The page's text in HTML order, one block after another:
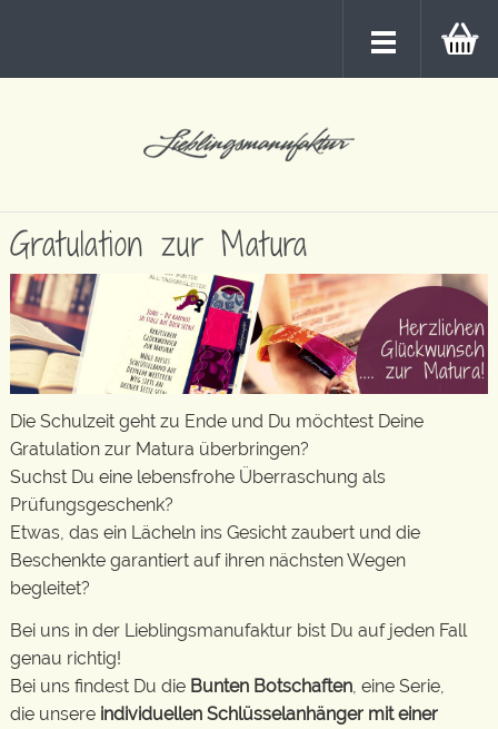
Gratulation zur Matura
Die Schulzeit geht zu Ende und Du möchtest Deine
Gratulation zur Matura überbringen?
Suchst Du eine lebensfrohe Überraschung als
Prüfungsgeschenk?
Etwas, das ein Lächeln ins Gesicht zaubert und die
Beschenkte garantiert auf ihren nächsten Wegen
begleitet?
Bei uns in der Lieblingsmanufaktur bist Du auf jeden Fall
genau richtig!
Bei uns findest Du die Bunten Botschaften , eine Serie,
die unsere individuellen Schlüsselanhänger mit einer